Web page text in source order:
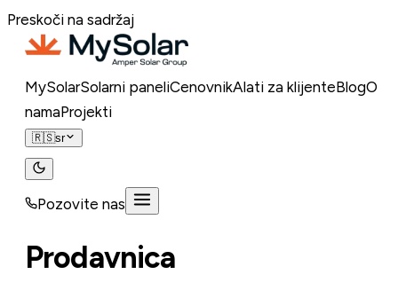
Preskoči na sadržaj
MySolarSolarni paneliCenovnikAlati za klijenteBlogO
namaProjekti
🇷🇸sr
Pozovite nas
Prodavnica